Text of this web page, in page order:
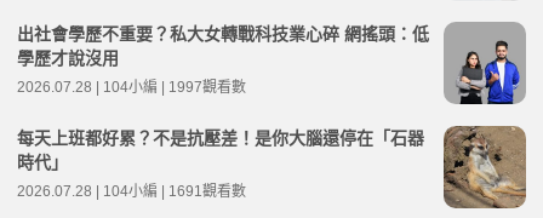
出社會學歷不重要？私大女轉戰科技業心碎 網搖頭：低
學歷才說沒用
2026.07.28 | 104小編 | 1997觀看數
每天上班都好累？不是抗壓差！是你大腦還停在「石器
時代」
2026.07.28 | 104小編 | 1691觀看數